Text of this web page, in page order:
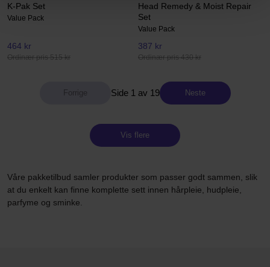
K-Pak Set
Value Pack
464 kr
Ordinær pris 515 kr
Head Remedy & Moist Repair
Set
Value Pack
387 kr
Ordinær pris 430 kr
Side 1 av 19 Neste
Vis flere
Våre pakketilbud samler produkter som passer godt sammen, slik
at du enkelt kan finne komplette sett innen hårpleie, hudpleie,
parfyme og sminke.